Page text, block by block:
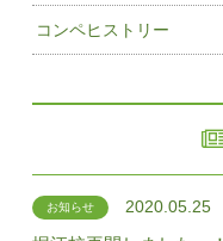
コンペヒストリー
お知らせ 2020.05.25